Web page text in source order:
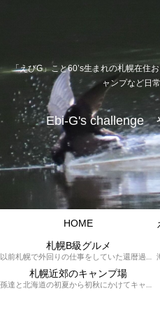
「えびG」こと60’s生まれの札幌在住
ャンプなど日
Ebi-G's challenge
HOME
札幌B級グルメ
以前札幌で外回りの仕事をしていた還暦過ぎブロガー「えびG」がランチ（サラリーマンランチ、サラメシ）を中心に、おそば、ラーメン、中華、日替わりランチを「札幌Bグルメ」と題してレポートしているブログカテゴリーのページです。現在は定年後の再雇用で札幌中とはいかなまでも会社の近くのすすきの界隈や家のある札幌市南区を中心に徘徊しております。
札幌近郊のキャンプ場
孫達と北海道の初夏から初秋にかけてキャンプに出かけます。キャンプ場情報だったり料理だったり花火や遊びに虫取りとまさに「やっちゃえ！えびG」やりたい放題のブログです。